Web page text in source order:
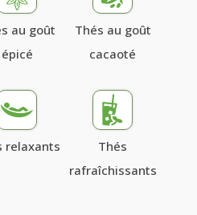
au goût
épicé
relaxants
Thés au goût
cacaoté
Thés
rafraîchissants